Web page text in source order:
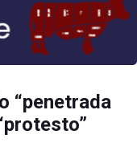
“penetrada